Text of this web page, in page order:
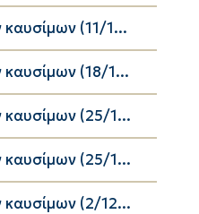
(11/1...
(18/1...
(25/1...
(25/1...
(2/12...